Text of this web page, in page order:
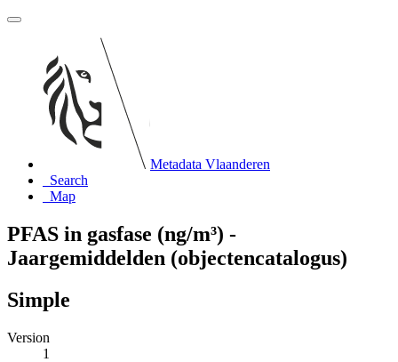
Metadata Vlaanderen
Search
Map
PFAS in gasfase (ng/m³) -
Jaargemiddelden (objectencatalogus)
Simple
Version
1